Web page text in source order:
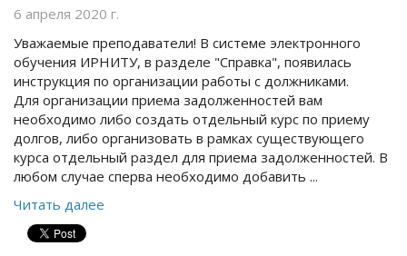
6 апреля 2020 г.
Уважаемые преподаватели! В системе электронного
обучения ИРНИТУ, в разделе "Справка", появилась
инструкция по организации работы с должниками.
Для организации приема задолженностей вам
необходимо либо создать отдельный курс по приему
долгов, либо организовать в рамках существующего
курса отдельный раздел для приема задолженностей. В
любом случае сперва необходимо добавить ...
Читать далее